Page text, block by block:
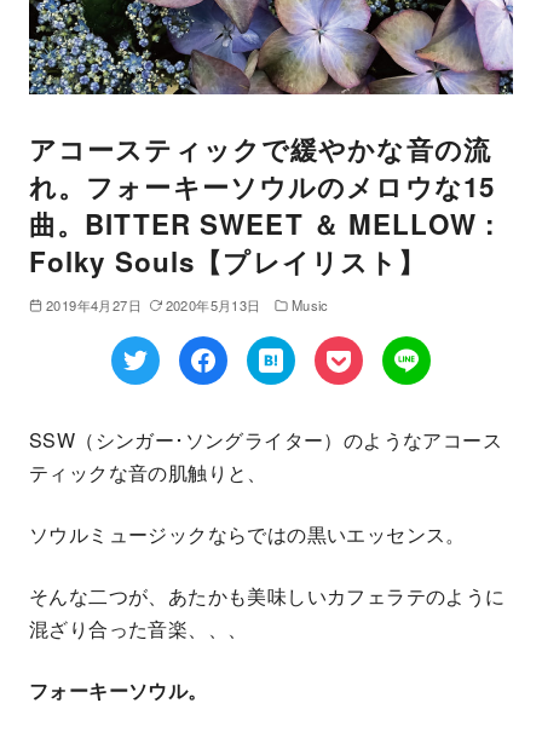
アコースティックで緩やかな音の流
れ。フォーキーソウルのメロウな15
曲。BITTER SWEET ＆ MELLOW :
Folky Souls【プレイリスト】
2019年4月27日 2020年5月13日 Music
SSW（シンガー･ソングライター）のようなアコース
ティックな音の肌触りと、
ソウルミュージックならではの黒いエッセンス。
そんな二つが、あたかも美味しいカフェラテのように
混ざり合った音楽、、、
フォーキーソウル。